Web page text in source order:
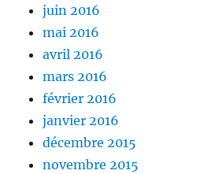
juin 2016
mai 2016
avril 2016
mars 2016
février 2016
janvier 2016
décembre 2015
novembre 2015